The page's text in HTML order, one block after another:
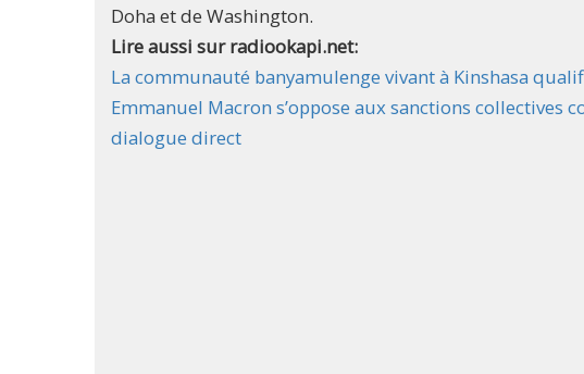
Doha et de Washington.
Lire aussi sur radiookapi.net:
La communauté banyamulenge vivant à Kinshasa
Emmanuel Macron s’oppose aux sanctions collectives
dialogue direct